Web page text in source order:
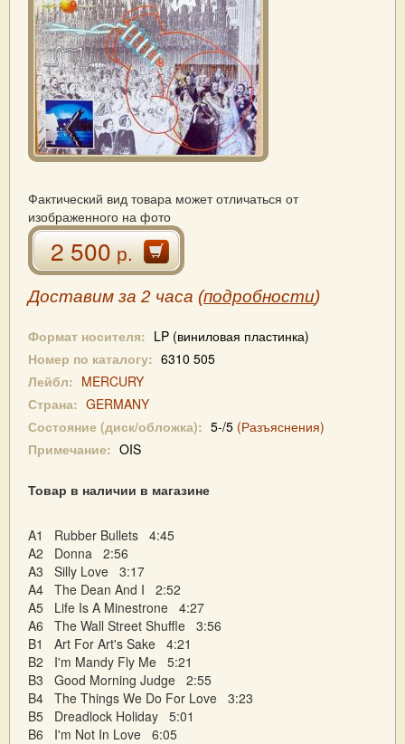
Фактический вид товара может отличаться от
изображенного на фото
2 500р.
Доставим за 2 часа (подробности)
Формат носителя: LP (виниловая пластинка)
Номер по каталогу: 6310 505
Лейбл: MERCURY
Страна: GERMANY
Состояние (диск/обложка): 5-/5 (Разъяснения)
Примечание: OIS
Товар в наличии в магазине
A1 Rubber Bullets 4:45
A2 Donna 2:56
A3 Silly Love 3:17
A4 The Dean And I 2:52
A5 Life Is A Minestrone 4:27
A6 The Wall Street Shuffle 3:56
B1 Art For Art's Sake 4:21
B2 I'm Mandy Fly Me 5:21
B3 Good Morning Judge 2:55
B4 The Things We Do For Love 3:23
B5 Dreadlock Holiday 5:01
B6 I'm Not In Love 6:05